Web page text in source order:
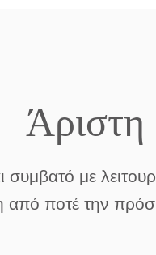
Άριστη
συμβατό με
από ποτέ την